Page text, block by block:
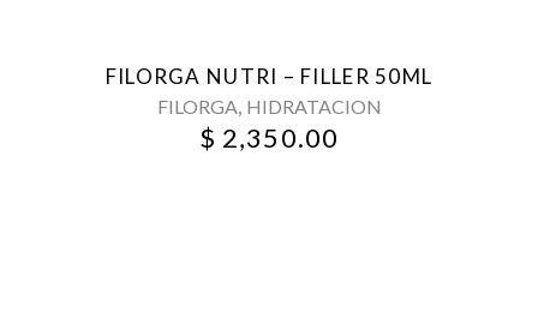
FILORGA NUTRI – FILLER 50ML
FILORGA, HIDRATACION
$ 2,350.00